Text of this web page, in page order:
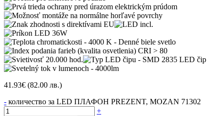
41.93€ (82.00 лв.)
- количество за LED ПЛАФОН PREZENT, MOZAN 71302
+